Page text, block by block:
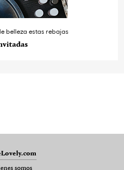
belleza estas rebajas